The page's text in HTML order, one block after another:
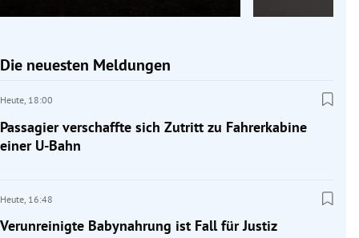
Die neuesten Meldungen
Heute, 18:00
Passagier verschaffte sich Zutritt zu Fahrerkabine
einer U-Bahn
Heute, 16:48
Verunreinigte Babynahrung ist Fall für Justiz